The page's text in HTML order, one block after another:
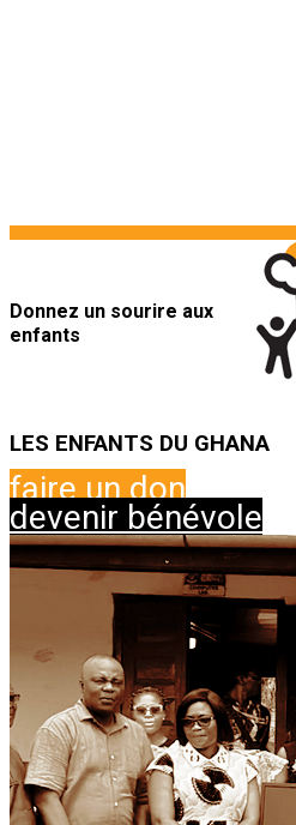
Donnez un sourire aux
enfants
LES ENFANTS DU GHANA
faire un don
devenir bénévole